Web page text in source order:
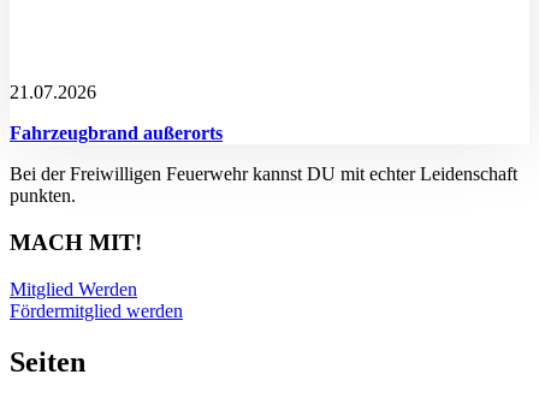
21.07.2026
Fahrzeugbrand außerorts
Bei der Freiwilligen Feuerwehr kannst DU mit echter Leidenschaft
punkten.
MACH MIT!
Mitglied Werden
Fördermitglied werden
Seiten